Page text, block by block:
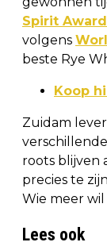
Spirit
volgens
beste Rye
Koop
Zuidam
roots blijven
precies te
Wie meer
Lees ook